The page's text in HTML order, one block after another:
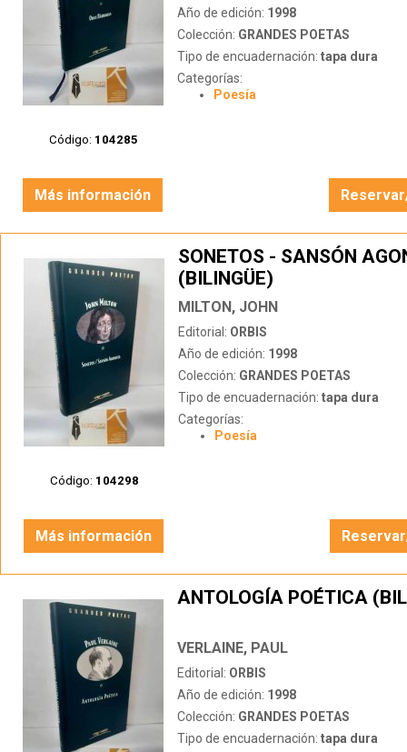
Código: 104285
Año de edición: 1998
Colección: GRANDES POETAS
Tipo de encuadernación: tapa dura
Categorías:
Poesía
Más información
Código: 104298
SONETOS - SANSÓN
(BILINGÜE)
MILTON, JOHN
Editorial: ORBIS
Año de edición: 1998
Colección: GRANDES POETAS
Tipo de encuadernación: tapa dura
Categorías:
Poesía
Más información
ANTOLOGÍA POÉTICA
VERLAINE, PAUL
Editorial: ORBIS
Año de edición: 1998
Colección: GRANDES POETAS
Tipo de encuadernación: tapa dura